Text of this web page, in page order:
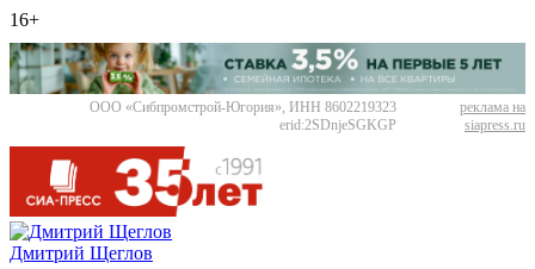
16+
ООО «Сибпромстрой-Югория», ИНН 8602219323
erid:2SDnjeSGKGP
реклама на
siapress.ru
Дмитрий Щеглов